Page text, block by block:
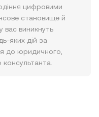
цифровими
становище й
вас виникнуть
яких дій за
до юридичного,